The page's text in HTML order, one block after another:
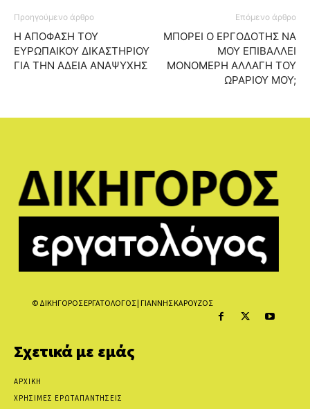
Προηγούμενο άρθρο
Η ΑΠΟΦΑΣΗ ΤΟΥ
ΕΥΡΩΠΑΙΚΟΥ ΔΙΚΑΣΤΗΡΙΟΥ
ΓΙΑ ΤΗΝ ΑΔΕΙΑ ΑΝΑΨΥΧΗΣ
Επόμενο άρθρο
ΜΠΟΡΕΙ Ο ΕΡΓΟΔΟΤΗΣ ΝΑ
ΜΟΥ ΕΠΙΒΑΛΛΕΙ
ΜΟΝΟΜΕΡΗ ΑΛΛΑΓΗ ΤΟΥ
ΩΡΑΡΙΟΥ ΜΟΥ;
© ΔΙΚΗΓΟΡΟΣ ΕΡΓΑΤΟΛΟΓΟΣ | ΓΙΑΝΝΗΣ ΚΑΡΟΥΖΟΣ
Σχετικά με εμάς
ΑΡΧΙΚΗ
ΧΡΗΣΙΜΕΣ ΕΡΩΤΑΠΑΝΤΗΣΕΙΣ